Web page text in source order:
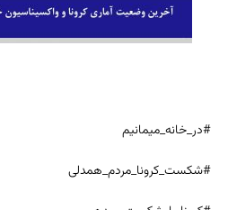
#در_خانه_میمانیم
#شکست_کرونا_مردم_همدلی